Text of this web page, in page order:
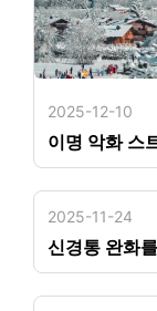
2025-12-10
이명 악화 스
2025-11-24
신경통 완화